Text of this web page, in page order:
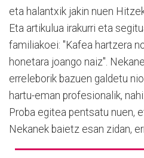
eta halantxik jakin nuen
Eta artikulua irakurri eta
familiakoei: "Kafea hartzera
honetara joango naiz".
erreleborik bazuen galdetu
hartu-eman profesionalik,
Proba egitea pentsatu nuen,
Nekanek baietz esan zidan,